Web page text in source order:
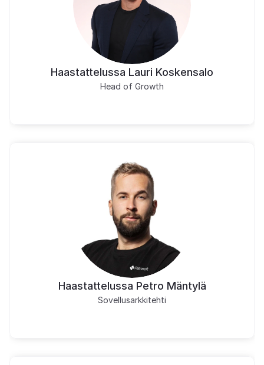
Haastattelussa Lauri Koskensalo
Head of Growth
Haastattelussa Petro Mäntylä
Sovellusarkkitehti